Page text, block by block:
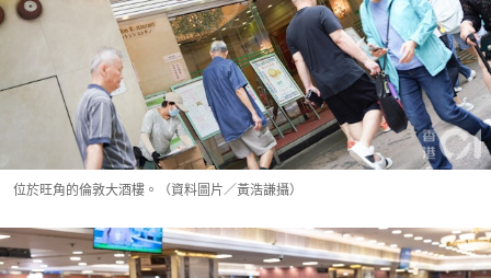
位於旺角的倫敦大酒樓。（資料圖片／黃浩謙攝）